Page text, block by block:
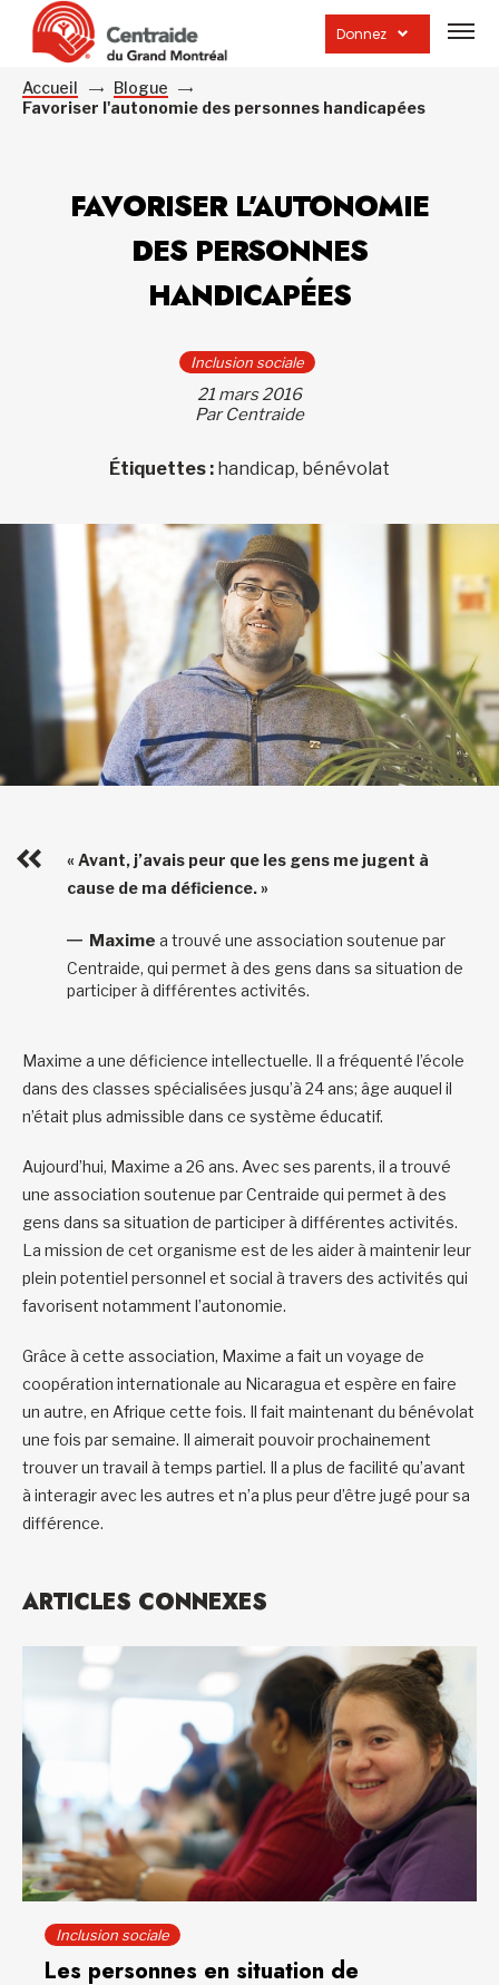
Donnez
la
Accueil
Blogue
Favoriser l'autonomie des personnes handicapées
FAVORISER L’AUTONOMIE
DES PERSONNES
HANDICAPÉES
Inclusion sociale
21 mars 2016
Par Centraide
Étiquettes : handicap, bénévolat
« Avant, j’avais peur que les gens me jugent à
cause de ma déficience. »
Maxime a trouvé une association soutenue par
Centraide, qui permet à des gens dans sa situation de
participer à différentes activités.
Maxime a une déficience intellectuelle. Il a fréquenté l’école
dans des classes spécialisées jusqu’à 24 ans; âge auquel il
n’était plus admissible dans ce système éducatif.
Aujourd’hui, Maxime a 26 ans. Avec ses parents, il a trouvé
une association soutenue par Centraide qui permet à des
gens dans sa situation de participer à différentes activités.
La mission de cet organisme est de les aider à maintenir leur
plein potentiel personnel et social à travers des activités qui
favorisent notamment l’autonomie.
Grâce à cette association, Maxime a fait un voyage de
coopération internationale au Nicaragua et espère en faire
un autre, en Afrique cette fois. Il fait maintenant du bénévolat
une fois par semaine. Il aimerait pouvoir prochainement
trouver un travail à temps partiel. Il a plus de facilité qu’avant
à interagir avec les autres et n’a plus peur d’être jugé pour sa
différence.
ARTICLES CONNEXES
Inclusion sociale
Les personnes en situation de